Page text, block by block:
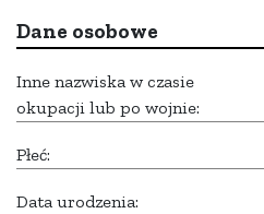
Dane osobowe
Inne nazwiska w czasie
okupacji lub po wojnie:
Płeć:
Data urodzenia: